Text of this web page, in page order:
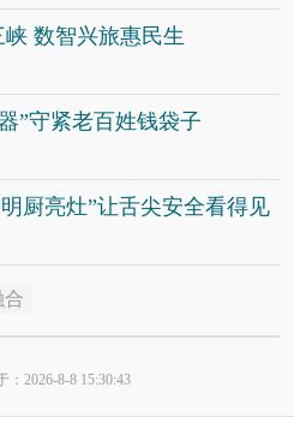
数智兴旅惠民生
”守紧老百姓钱袋子
厨亮灶”让舌尖安全看得见
合
：2026-8-8 15:30:43